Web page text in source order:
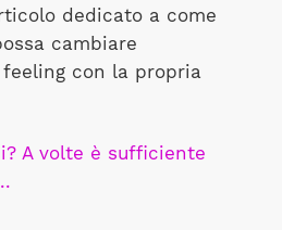
dedicato a come
cambiare
con la propria
A volte è sufficiente